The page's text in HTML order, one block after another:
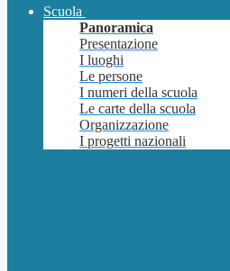
Scuola
Panoramica
Presentazione
I luoghi
Le persone
I numeri della scuola
Le carte della scuola
Organizzazione
I progetti nazionali